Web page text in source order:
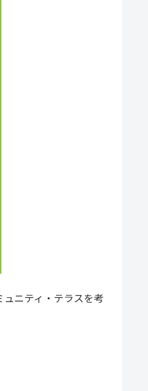
ニティ・テラスを考